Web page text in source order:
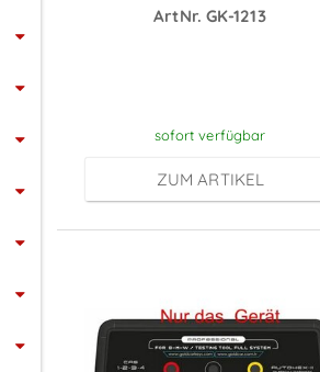
ArtNr. GK-1213
sofort verfügbar
ZUM ARTIKEL